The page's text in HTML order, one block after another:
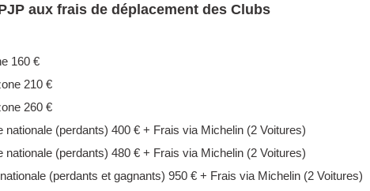
aux frais de déplacement des Clubs
160 €
210 €
260 €
nationale (perdants) 400 € + Frais via Michelin (2 Voitures)
nationale (perdants) 480 € + Frais via Michelin (2 Voitures)
(perdants et gagnants) 950 € + Frais via Michelin (2 Voitures)